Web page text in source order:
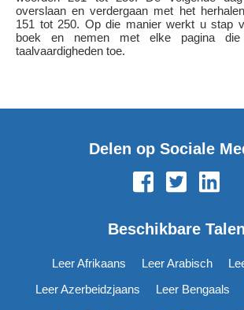
overslaan en verdergaan met het
151 tot 250. Op die manier werkt u stap
boek en nemen met elke pagina
taalvaardigheden toe.
Delen op Sociale
Beschikbare Talen
Leer Afrikaans Leer Arabisch
Leer Azerbeidzjaans
Leer Bengaals